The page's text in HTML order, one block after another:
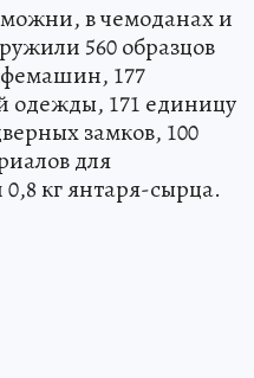
в чемоданах и
560 образцов
177
одежды, 171 единицу
замков, 100
для
кг янтаря-сырца.